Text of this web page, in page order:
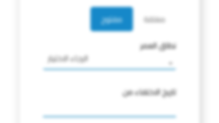
مغلقة
مفتوح
نطاق العمر
الرجاء الاختيار
تاريخ الاختفاء من